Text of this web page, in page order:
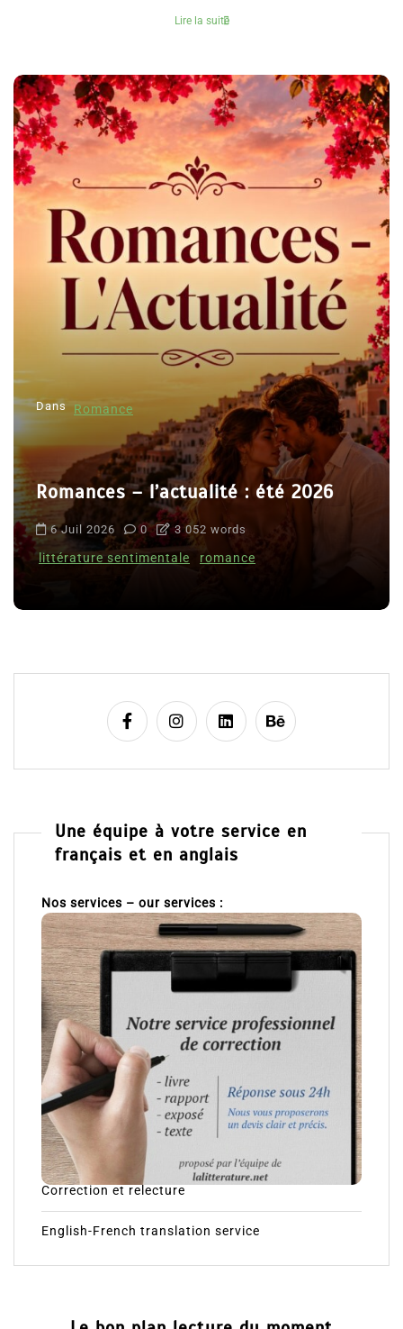
Lire la suite
Dans Romance
Romances – l’actualité : été 2026
6 Juil 2026 0 3 052 words
littérature sentimentale romance
Une équipe à votre service en
français et en anglais
Nos services – our services :
Correction et relecture
English-French translation service